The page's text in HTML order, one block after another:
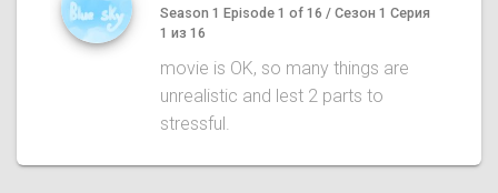
Season 1 Episode 1 of 16 / Сезон 1 Серия
1 из 16
movie is OK, so many things are
unrealistic and lest 2 parts to
stressful.